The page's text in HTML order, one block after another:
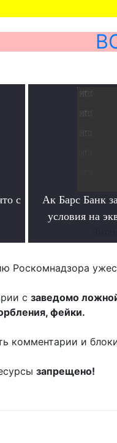
с
Ак Барс Банк
условия на
Роскомнадзора
с заведомо
фейки.
комментарии и
запрещено!